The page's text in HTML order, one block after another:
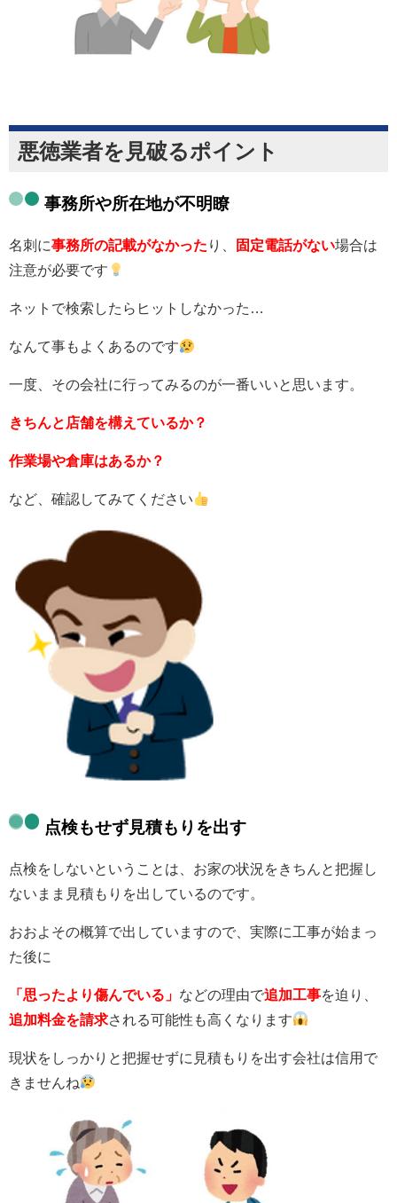
悪徳業者を見破るポイント
事務所や所在地が不明瞭
名刺に事務所の記載がなかった り、 固定電話がない場合は
注意が必要です
ネットで検索したらヒットしなかった…
なんて事もよくあるのです
一度、その会社に行ってみるのが一番いいと思います。
きちんと店舗を構えているか？
作業場や倉庫はあるか？
など、確認してみてください
点検もせず見積もりを出す
点検をしないということは、お家の状況をきちんと把握し
ないまま見積もりを出しているのです。
おおよその概算で出していますので、実際に工事が始まっ
た後に
「思ったより傷んでいる」 などの理由で追加工事を迫り、
追加料金を請求される可能性も高くなります
現状をしっかりと把握せずに見積もりを出す会社は信用で
きませんね